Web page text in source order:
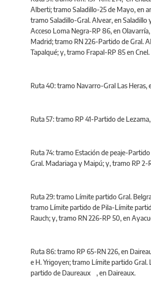
Alberti; tramo Saladillo-25 de Mayo, en
tramo Saladillo-Gral. Alvear, en Saladillo
Acceso Loma Negra-RP 86, en
Madrid; tramo RN 226-Partido de Gral.
Tapalqué; y, tramo Frapal-RP 85 en
Ruta 40: tramo Navarro-Gral Las Heras,
Ruta 57: tramo RP 41-Partido de
Ruta 74: tramo Estación de peaje-
Gral. Madariaga y Maipú; y, tramo RP 2-
Ruta 29: tramo Límite partido Gral.
tramo Límite partido de Pila-Límite
Rauch; y, tramo RN 226-RP 50, en
Ruta 86: tramo RP 65-RN 226, en
e H. Yrigoyen; tramo Límite partido
partido de Daureaux , en Daireaux.